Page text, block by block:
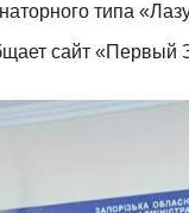
типа
сайт «Первый